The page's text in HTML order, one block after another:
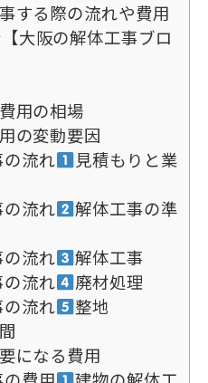
する際の流れや費用
大阪の解体工事ブロ
用の相場
の変動要因
流れ
見積もりと業
流れ
解体工事の準
流れ
解体工事
流れ
廃材処理
流れ
整地
になる費用